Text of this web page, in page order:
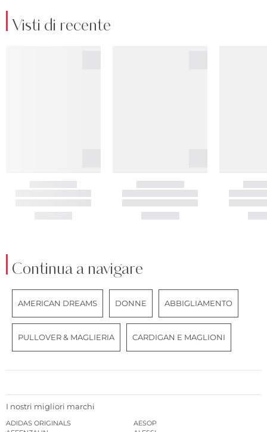
Visti di recente
Continua a navigare
AMERICAN DREAMS DONNE ABBIGLIAMENTO
PULLOVER & MAGLIERIA CARDIGAN E MAGLIONI
I nostri migliori marchi
ADIDAS ORIGINALS
AESOP